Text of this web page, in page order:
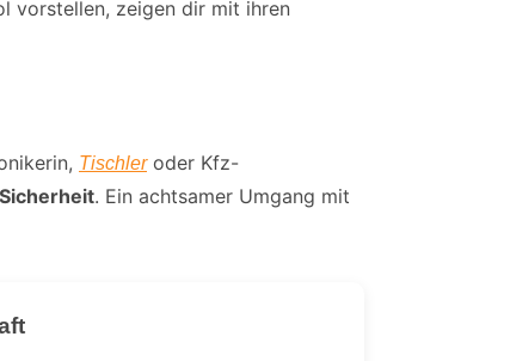
vorstellen, zeigen dir mit ihren
Tischleroder Kfz-
Sicherheit. Ein achtsamer Umgang mit